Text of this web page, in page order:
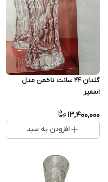
گلدان ۲۴ سانت ناخمن مدل
اسفیر
13,400,000
افزودن به سبد